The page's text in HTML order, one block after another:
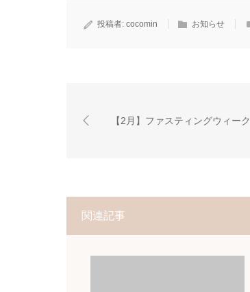
投稿者: cocomin お知らせ
【2月】ファスティングウィーク
関連記事